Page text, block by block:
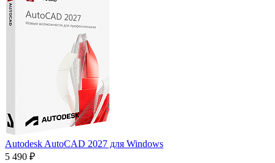
Autodesk AutoCAD 2027 для Windows
5 490 ₽